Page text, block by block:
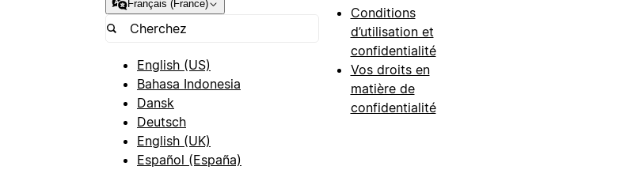
Français (France)
English (US)
Bahasa Indonesia
Dansk
Deutsch
English (UK)
Español (España)
Conditions
d’utilisation et
confidentialité
Vos droits en
matière de
confidentialité